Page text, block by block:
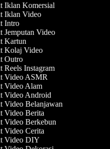
Iklan Komersial
Iklan Video
Intro
Jemputan Video
Kartun
Kolaj Video
Outro
Reels Instagram
Video ASMR
Video Alam
Video Android
Video Belanjawan
Video Berita
Video Berkebun
Video Cerita
Video DIY